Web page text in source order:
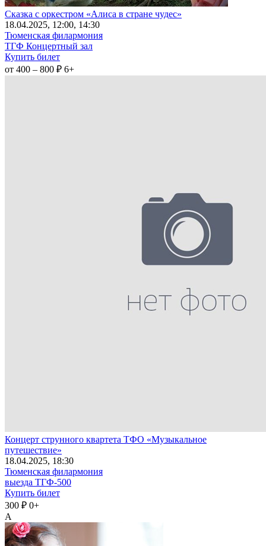
Сказка с оркестром «Алиса в стране чудес»
18.04.2025, 12:00, 14:30
Тюменская филармония
ТГФ Концертный зал
Купить билет
от 400 – 800 ₽ 6+
Концерт струнного квартета ТФО «Музыкальное
путешествие»
18.04.2025, 18:30
Тюменская филармония
выезда ТГФ-500
Купить билет
300 ₽ 0+
А